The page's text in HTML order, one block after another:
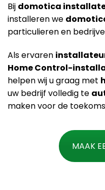
Bij domotica
installeren we
particulieren en
Als ervaren
Home Control-
helpen wij u graag met
uw bedrijf volledig te
maken voor de
MAAK